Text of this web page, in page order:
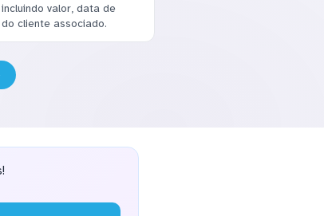
valor, data de
cliente associado.